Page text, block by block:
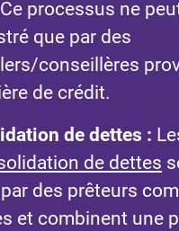
processus ne
que par des
conseillères
de crédit.
de dettes :
de dettes
des prêteurs
et combinent une